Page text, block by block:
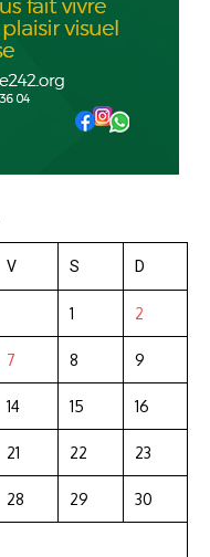
V S D
1 2
7 8 9
14 15 16
21 22 23
28 29 30